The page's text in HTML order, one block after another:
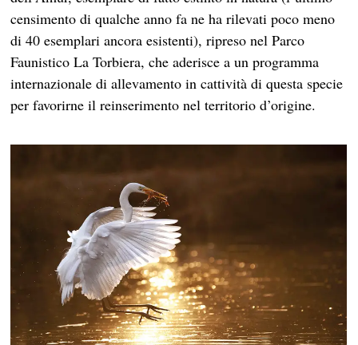
censimento di qualche anno fa ne ha rilevati poco meno
di 40 esemplari ancora esistenti), ripreso nel Parco
Faunistico La Torbiera, che aderisce a un programma
internazionale di allevamento in cattività di questa specie
per favorirne il reinserimento nel territorio d’origine.